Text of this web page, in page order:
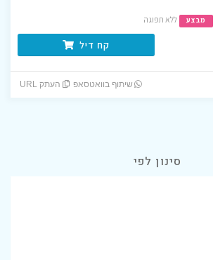
מבצע ללא תפוגה
קח דיל
שיתוף בוואטסאפ העתק URL
סינון לפי